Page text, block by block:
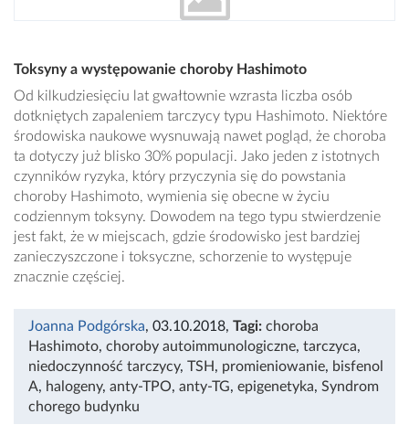
Toksyny a występowanie choroby Hashimoto
Od kilkudziesięciu lat gwałtownie wzrasta liczba osób
dotkniętych zapaleniem tarczycy typu Hashimoto. Niektóre
środowiska naukowe wysnuwają nawet pogląd, że choroba
ta dotyczy już blisko 30% populacji. Jako jeden z istotnych
czynników ryzyka, który przyczynia się do powstania
choroby Hashimoto, wymienia się obecne w życiu
codziennym toksyny. Dowodem na tego typu stwierdzenie
jest fakt, że w miejscach, gdzie środowisko jest bardziej
zanieczyszczone i toksyczne, schorzenie to występuje
znacznie częściej.
Joanna Podgórska, 03.10.2018, Tagi: choroba
Hashimoto, choroby autoimmunologiczne, tarczyca,
niedoczynność tarczycy, TSH, promieniowanie, bisfenol
A, halogeny, anty-TPO, anty-TG, epigenetyka, Syndrom
chorego budynku